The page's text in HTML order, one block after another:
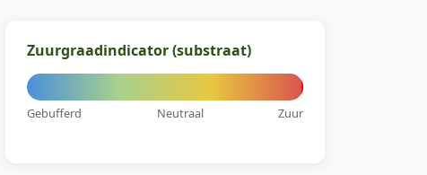
Zuurgraadindicator (substraat)
Gebufferd Neutraal Zuur